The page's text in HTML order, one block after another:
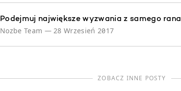
Podejmuj największe wyzwania z samego rana
Nozbe Team — 28 Wrzesień 2017
ZOBACZ INNE POSTY